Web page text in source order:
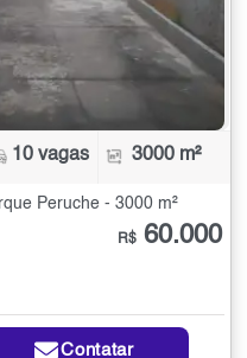
10 vagas 3000 m²
Peruche - 3000 m²
R$ 60.000
Contatar